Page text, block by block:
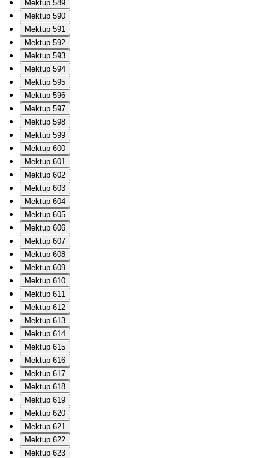
Mektup 589
Mektup 590
Mektup 591
Mektup 592
Mektup 593
Mektup 594
Mektup 595
Mektup 596
Mektup 597
Mektup 598
Mektup 599
Mektup 600
Mektup 601
Mektup 602
Mektup 603
Mektup 604
Mektup 605
Mektup 606
Mektup 607
Mektup 608
Mektup 609
Mektup 610
Mektup 611
Mektup 612
Mektup 613
Mektup 614
Mektup 615
Mektup 616
Mektup 617
Mektup 618
Mektup 619
Mektup 620
Mektup 621
Mektup 622
Mektup 623